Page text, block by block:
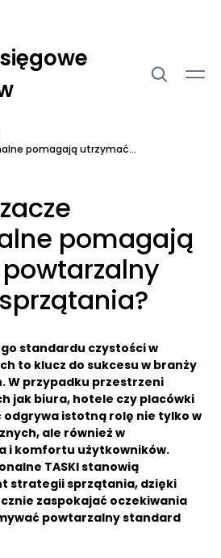
pomagają utrzymać...
pomagają
standardu czystości w
to klucz do sukcesu w branży
W przypadku przestrzeni
jak biura, hotele czy placówki
odgrywa istotną rolę nie tylko w
ale również w
i komfortu użytkowników.
TASKI stanowią
strategii sprzątania, dzięki
zaspokajać oczekiwania
powtarzalny standard